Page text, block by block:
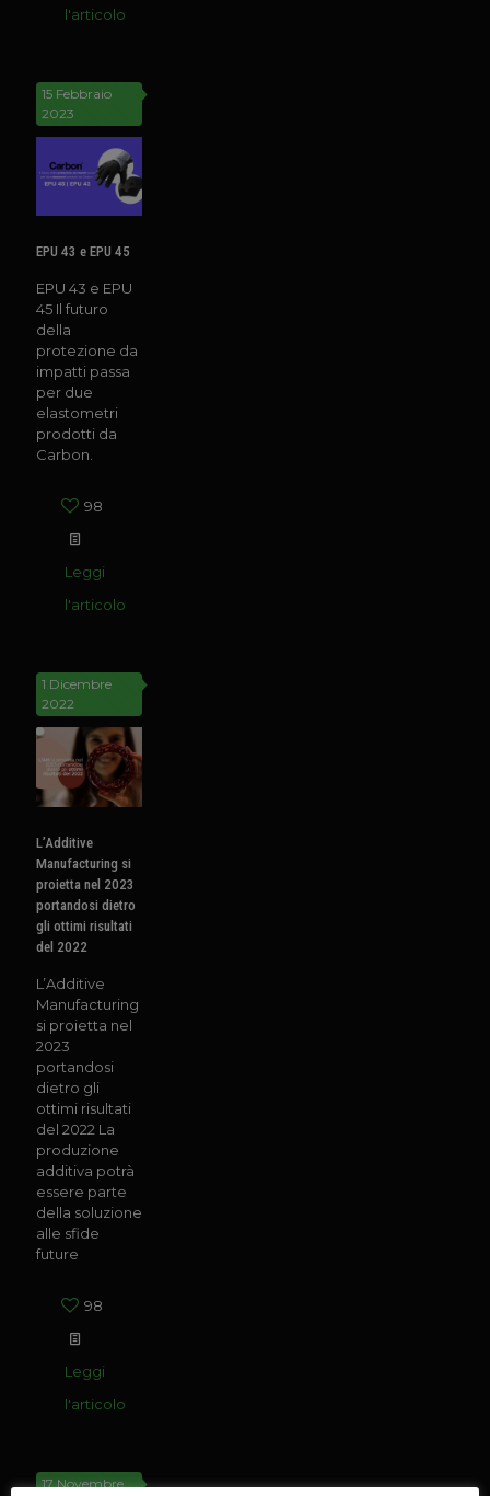
l'articolo
15 Febbraio
2023
EPU 43 e EPU 45
EPU 43 e EPU
45 Il futuro
della
protezione da
impatti passa
per due
elastometri
prodotti da
Carbon.
98
Leggi
l'articolo
1 Dicembre
2022
L’Additive
Manufacturing si
proietta nel 2023
portandosi dietro
gli ottimi risultati
del 2022
L’Additive
Manufacturing
si proietta nel
2023
portandosi
dietro gli
ottimi risultati
del 2022 La
produzione
additiva potrà
essere parte
della soluzione
alle sfide
future
98
Leggi
l'articolo
17 Novembre